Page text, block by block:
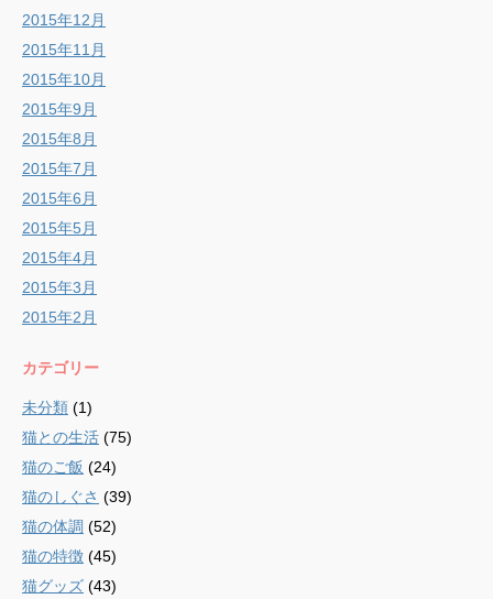
2015年12月
2015年11月
2015年10月
2015年9月
2015年8月
2015年7月
2015年6月
2015年5月
2015年4月
2015年3月
2015年2月
カテゴリー
未分類 (1)
猫との生活 (75)
猫のご飯 (24)
猫のしぐさ (39)
猫の体調 (52)
猫の特徴 (45)
猫グッズ (43)